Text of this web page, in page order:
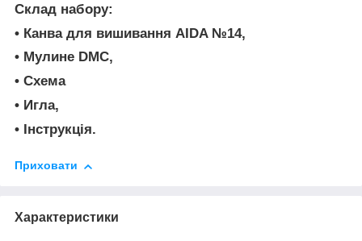
Склад набору:
• Канва для вишивання AIDA №14,
• Мулине DMC,
• Схема
• Игла,
• Інструкція.
Приховати
Характеристики